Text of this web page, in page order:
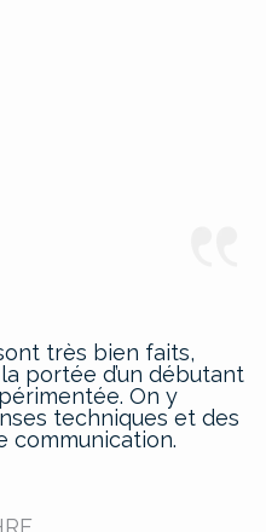
très bien faits,
portée d’un débutant
On y
techniques et des
communication.